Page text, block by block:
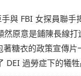
與 FBI 女探員聯
原意是鋪陳長線
糖衣的政策宣傳
DEI 過勞症下的犧